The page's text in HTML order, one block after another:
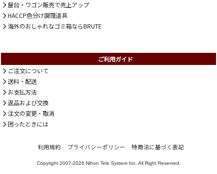
屋台・ワゴン販売で売上アップ
HACCP色分け調理道具
海外のおしゃれなゴミ箱ならBRUTE
ご利用ガイド
ご注文について
送料・配送
お支払方法
返品および交換
注文の変更・取消
困ったときには
利用規約 プライバシーポリシー 特商法に基づく表記
Copyright 2007-2026 Nihon Tele System Inc. All Right Reserved.